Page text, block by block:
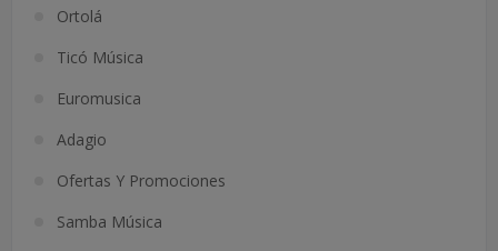
Ortolá
Ticó Música
Euromusica
Adagio
Ofertas Y Promociones
Samba Música